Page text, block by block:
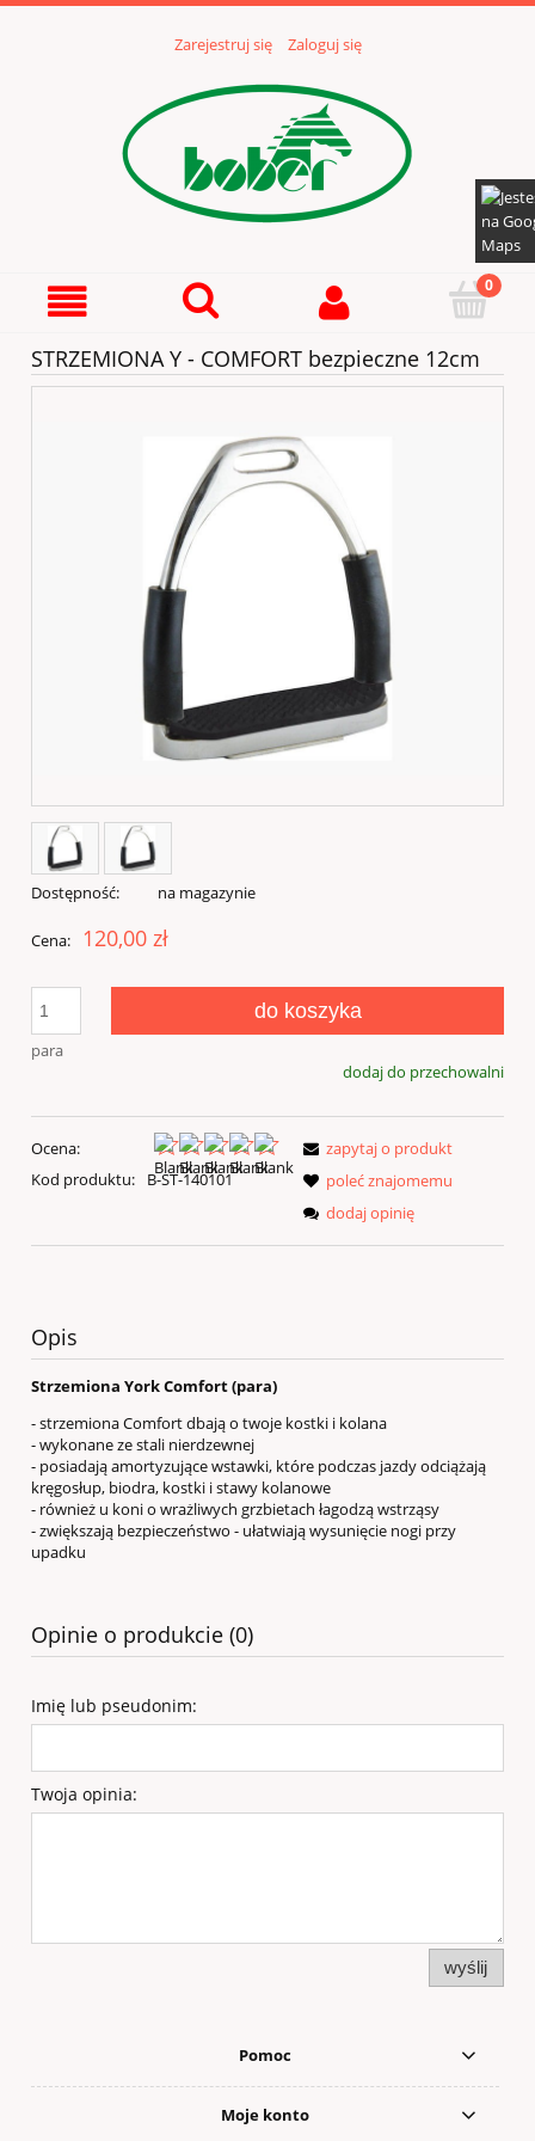
Zarejestruj się Zaloguj się
STRZEMIONA Y - COMFORT bezpieczne 12cm
Dostępność: na magazynie
Cena: 120,00 zł
para
do koszyka
dodaj do przechowalni
Ocena:
Kod produktu:
B-ST-140101
zapytaj o produkt
poleć znajomemu
dodaj opinię
Opis
Strzemiona York Comfort (para)
- strzemiona Comfort dbają o twoje kostki i kolana
- wykonane ze stali nierdzewnej
- posiadają amortyzujące wstawki, które podczas jazdy odciążają
kręgosłup, biodra, kostki i stawy kolanowe
- również u koni o wrażliwych grzbietach łagodzą wstrząsy
- zwiększają bezpieczeństwo - ułatwiają wysunięcie nogi przy
upadku
Opinie o produkcie (0)
Imię lub pseudonim:
Twoja opinia:
wyślij
Pomoc
Moje konto